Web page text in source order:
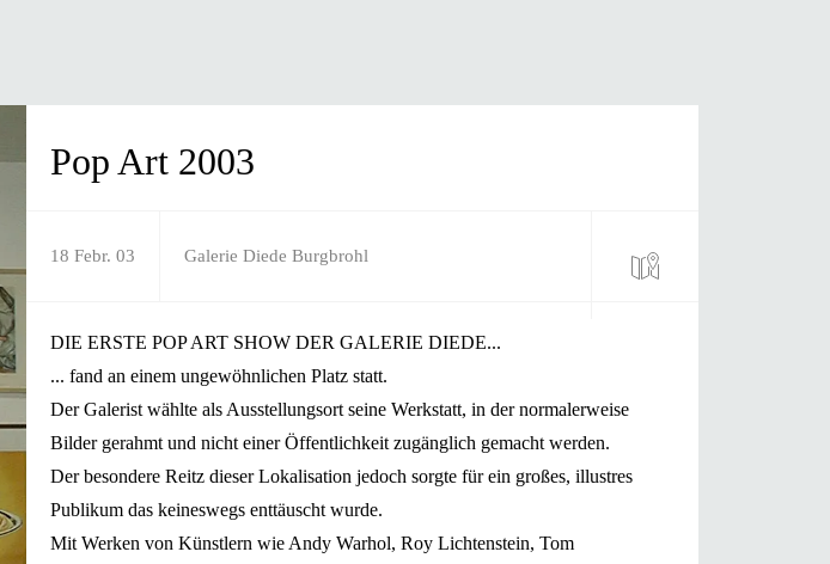
Pop Art 2003
18 Febr. 03 Galerie Diede Burgbrohl
DIE ERSTE POP ART SHOW DER GALERIE DIEDE...
... fand an einem ungewöhnlichen Platz statt.
Der Galerist wählte als Ausstellungsort seine Werkstatt, in der normalerweise
Bilder gerahmt und nicht einer Öffentlichkeit zugänglich gemacht werden.
Der besondere Reitz dieser Lokalisation jedoch sorgte für ein großes, illustres
Publikum das keineswegs enttäuscht wurde.
Mit Werken von Künstlern wie Andy Warhol, Roy Lichtenstein, Tom